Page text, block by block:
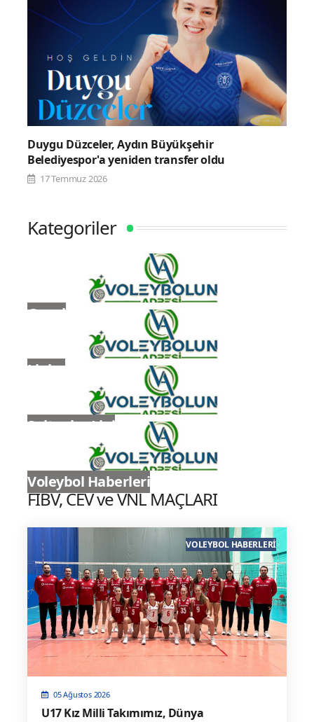
Duygu Düzceler, Aydın Büyükşehir
Belediyespor'a yeniden transfer oldu
17 Temmuz 2026
Kategoriler
Genel
Ligler
Sultanlar Ligi
Voleybol Haberleri
FIBV, CEV ve VNL MAÇLARI
05 Ağustos 2026
U17 Kız Milli Takımımız, Dünya
VOLEYBOL HABERLERI